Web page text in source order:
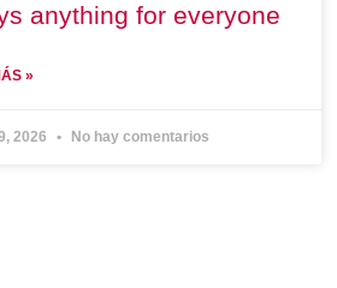
anything for everyone
»
2026 No hay comentarios